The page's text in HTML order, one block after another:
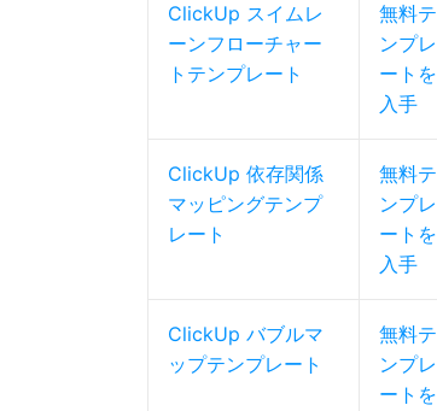
ClickUp スイムレ
ーンフローチャー
トテンプレート
無料テ
ンプレ
ートを
入手
ClickUp 依存関係
マッピングテンプ
レート
無料テ
ンプレ
ートを
入手
ClickUp バブルマ
ップテンプレート
無料テ
ンプレ
ートを